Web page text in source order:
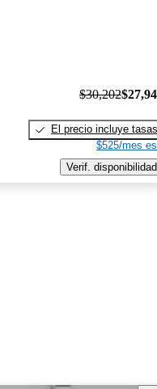
$30,202
El precio incluye tasas
$525/mes
Verif. disponibilidad